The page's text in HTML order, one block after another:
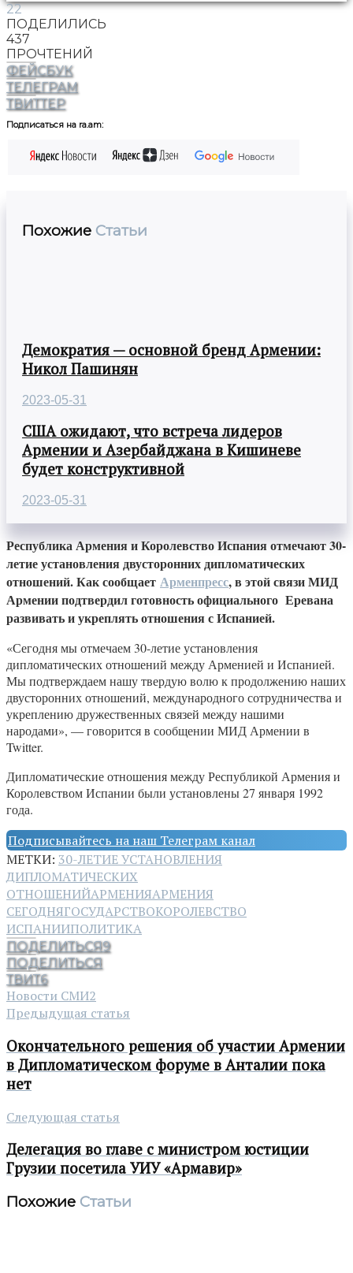
22
ПОДЕЛИЛИСЬ
437
ПРОЧТЕНИЙ
ФЕЙСБУК
ТЕЛЕГРАМ
ТВИТТЕР
Подписаться на ra.am:
Похожие Статьи
Демократия — основной бренд Армении:
Никол Пашинян
2023-05-31
США ожидают, что встреча лидеров
Армении и Азербайджана в Кишиневе
будет конструктивной
2023-05-31
Республика Армения и Королевство Испания отмечают 30-
летие установления двусторонних дипломатических
отношений. Как сообщает Арменпресс, в этой связи МИД
Армении подтвердил готовность официального Еревана
развивать и укреплять отношения с Испанией.
«Сегодня мы отмечаем 30-летие установления
дипломатических отношений между Арменией и Испанией.
Мы подтверждаем нашу твердую волю к продолжению наших
двусторонних отношений, международного сотрудничества и
укреплению дружественных связей между нашими
народами», — говорится в сообщении МИД Армении в
Twitter.
Дипломатические отношения между Республикой Армения и
Королевством Испании были установлены 27 января 1992
года.
Подписывайтесь на наш Телеграм канал
МЕТКИ: 30-ЛЕТИЕ УСТАНОВЛЕНИЯ
ДИПЛОМАТИЧЕСКИХ
ОТНОШЕНИЙАРМЕНИЯАРМЕНИЯ
СЕГОДНЯГОСУДАРСТВОКОРОЛЕВСТВО
ИСПАНИИПОЛИТИКА
ПОДЕЛИТЬСЯ9
ПОДЕЛИТЬСЯ
ТВИТ6
Новости СМИ2
Предыдущая статья
Окончательного решения об участии Армении
в Дипломатическом форуме в Анталии пока
нет
Следующая статья
Делегация во главе с министром юстиции
Грузии посетила УИУ «Армавир»
Похожие Статьи